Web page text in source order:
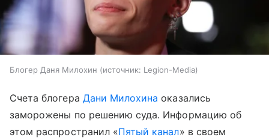
Блогер Даня Милохин источник: Legion-Media
Счета блогера Дани Милохина оказались
заморожены по решению суда. Информацию об
этом распространил «Пятый канал» в своем